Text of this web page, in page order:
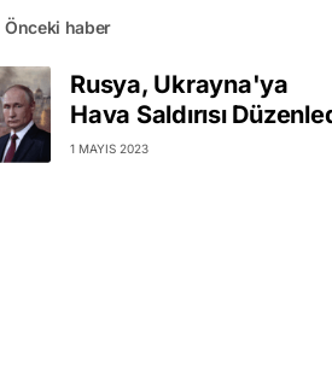
Önceki haber
Rusya, Ukrayna'ya
Hava Saldırısı
1 MAYIS 2023